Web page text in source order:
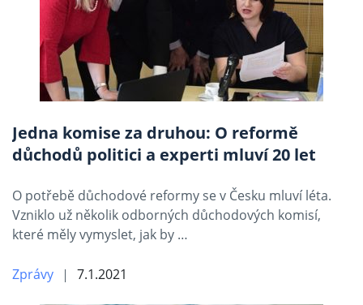
Jedna komise za druhou: O reformě
důchodů politici a experti mluví 20 let
O potřebě důchodové reformy se v Česku mluví léta.
Vzniklo už několik odborných důchodových komisí,
které měly vymyslet, jak by …
Zprávy 7.1.2021